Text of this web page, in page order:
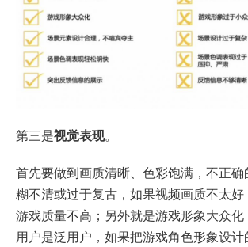
第三是视觉表现。
首先要做到画质清晰、色彩饱满，不正
糊不清或过于复古，如果视频画质不太
游戏质量不高；另外就是游戏形象大众
用户是泛用户，如果把游戏角色形象设